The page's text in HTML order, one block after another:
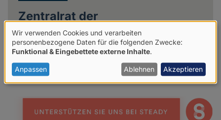
Zentralrat der
Konfessionsfreien
Verwendung
von
personenbezogenen
Daten
und
Cookies
Wir verwenden Cookies und verarbeiten
personenbezogene Daten für die folgenden Zwecke:
Funktional & Eingebettete externe Inhalte
Anpassen Ablehnen Akzeptieren